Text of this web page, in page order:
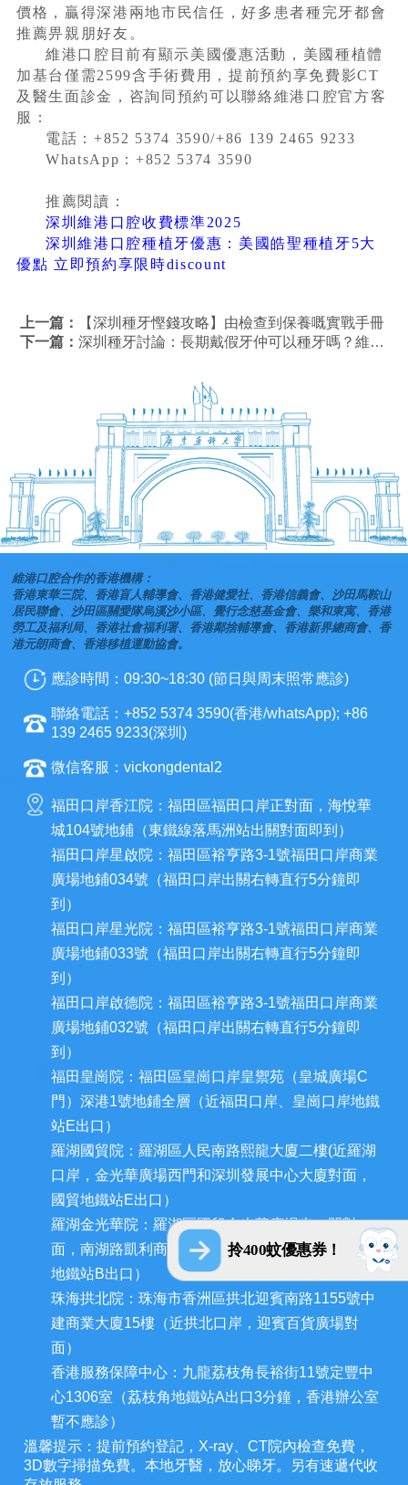
價格，贏得深港兩地市民信任，好多患者種完牙都會
推薦畀親朋好友。
維港口腔目前有顯示美國優惠活動，美國種植體
加基台僅需2599含手術費用，提前預約享免費影CT
及醫生面診金，咨詢同預約可以聯絡維港口腔官方客
服：
電話：+852 5374 3590/+86 139 2465 9233
WhatsApp：+852 5374 3590
推薦閱讀：
深圳維港口腔收費標準2025
深圳維港口腔種植牙優惠：美國皓聖種植牙5大
優點 立即預約享限時discount
上一篇：
【深圳種牙慳錢攻略】由檢查到保養嘅實戰手冊
下一篇：深圳種牙討論：長期戴假牙仲可以種牙嗎？維港口腔植牙優惠活動！
拎400蚊優惠券！
維港口腔合作的香港機構：
香港東華三院、香港盲人輔導會、香港健愛社、香港信義會、沙田馬鞍山
居民聯會、沙田區關愛隊烏溪沙小區、覺行念慈基金會、樂和東寓、香港
勞工及福利局、香港社會福利署、香港鄰捨輔導會、香港新界總商會、香
港元朗商會、香港移植運動協會。
應診時間：09:30~18:30 (節日與周末照常應診)
聯絡電話：+852 5374 3590(香港/whatsApp); +86
139 2465 9233(深圳)
微信客服：vickongdental2
福田口岸香江院：福田區福田口岸正對面，海悅華
城104號地鋪（東鐵線落馬洲站出關對面即到）
福田口岸星啟院：福田區裕亨路3-1號福田口岸商業
廣場地鋪034號（福田口岸出關右轉直行5分鐘即
到）
福田口岸星光院：福田區裕亨路3-1號福田口岸商業
廣場地鋪033號（福田口岸出關右轉直行5分鐘即
到）
福田口岸啟德院：福田區裕亨路3-1號福田口岸商業
廣場地鋪032號（福田口岸出關右轉直行5分鐘即
到）
福田皇崗院：福田區皇崗口岸皇禦苑（皇城廣場C
門）深港1號地鋪全層（近福田口岸、皇崗口岸地鐵
站E出口）
羅湖國貿院：羅湖區人民南路熙龍大廈二樓(近羅湖
口岸，金光華廣場西門和深圳發展中心大廈對面，
國貿地鐵站E出口）
羅湖金光華院：羅湖區國貿金光華廣場東二門對
面，南湖路凱利商業廣場地鋪（近羅湖口岸、國貿
地鐵站B出口）
珠海拱北院：珠海市香洲區拱北迎賓南路1155號中
建商業大廈15樓（近拱北口岸，迎賓百貨廣場對
面）
香港服務保障中心：九龍荔枝角長裕街11號定豐中
心1306室（荔枝角地鐵站A出口3分鐘，香港辦公室
暫不應診）
溫馨提示：提前預約登記，X-ray、CT院內檢查免費，
3D數字掃描免費。本地牙醫，放心睇牙。另有速遞代收